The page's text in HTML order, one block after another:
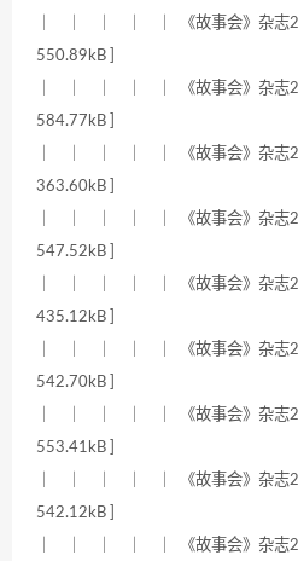
｜ ｜ ｜ ｜ ｜ 《故事会》杂志
550.89kB ]
｜ ｜ ｜ ｜ ｜ 《故事会》杂志
584.77kB ]
｜ ｜ ｜ ｜ ｜ 《故事会》杂志
363.60kB ]
｜ ｜ ｜ ｜ ｜ 《故事会》杂志
547.52kB ]
｜ ｜ ｜ ｜ ｜ 《故事会》杂志
435.12kB ]
｜ ｜ ｜ ｜ ｜ 《故事会》杂志
542.70kB ]
｜ ｜ ｜ ｜ ｜ 《故事会》杂志
553.41kB ]
｜ ｜ ｜ ｜ ｜ 《故事会》杂志
542.12kB ]
｜ ｜ ｜ ｜ ｜ 《故事会》杂志